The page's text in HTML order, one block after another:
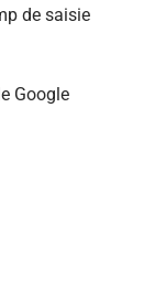
de saisie
Google